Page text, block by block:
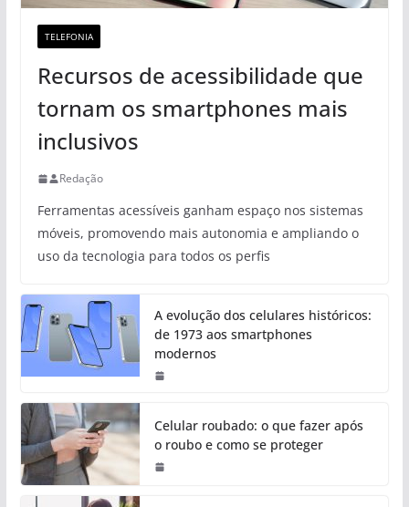
TELEFONIA
Recursos de acessibilidade que
tornam os smartphones mais
inclusivos
Redação
Ferramentas acessíveis ganham espaço nos sistemas
móveis, promovendo mais autonomia e ampliando o
uso da tecnologia para todos os perfis
A evolução dos celulares históricos:
de 1973 aos smartphones
modernos
Celular roubado: o que fazer após
o roubo e como se proteger